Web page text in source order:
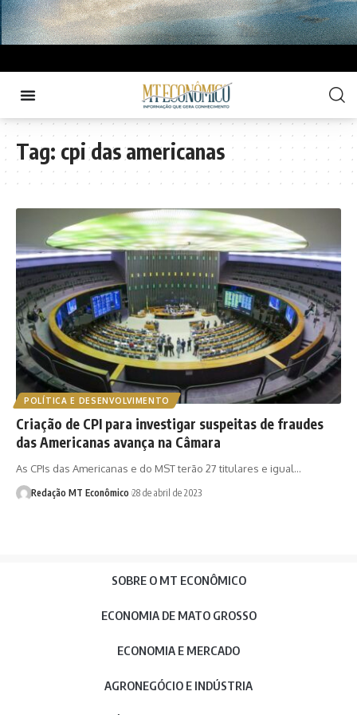
Tag: cpi das americanas
POLÍTICA E DESENVOLVIMENTO
Criação de CPI para investigar suspeitas de fraudes
das Americanas avança na Câmara
As CPIs das Americanas e do MST terão 27 titulares e igual…
Redação MT Econômico 28 de abril de 2023
SOBRE O MT ECONÔMICO
ECONOMIA DE MATO GROSSO
ECONOMIA E MERCADO
AGRONEGÓCIO E INDÚSTRIA